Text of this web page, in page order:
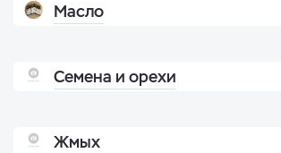
Масло
Семена и орехи
Жмых